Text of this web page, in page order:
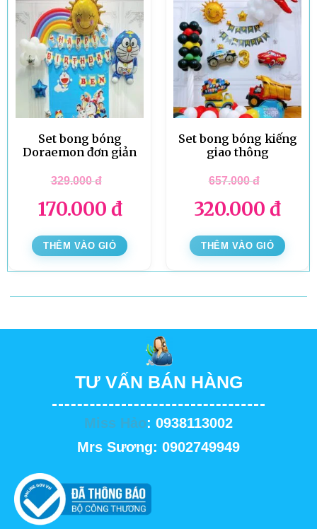
Set bong bóng
Doraemon đơn giản
329.000đ
170.000 đ
THÊM VÀO GIỎ
Set bong bóng kiếng
giao thông
657.000đ
320.000 đ
THÊM VÀO GIỎ
TƯ VẤN BÁN HÀNG
Miss Hảo: 0938113002
Mrs Sương: 0902749949